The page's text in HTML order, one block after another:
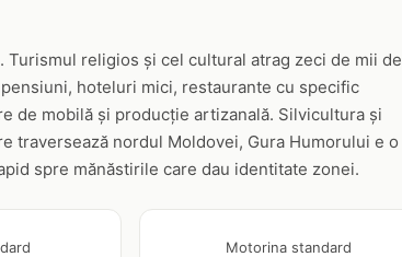
religios și cel cultural atrag zeci de mii de
hoteluri mici, restaurante cu specific
de mobilă și producție artizanală. Silvicultura și
traversează nordul Moldovei, Gura Humorului e o
spre mănăstirile care dau identitate zonei.
Motorina standard